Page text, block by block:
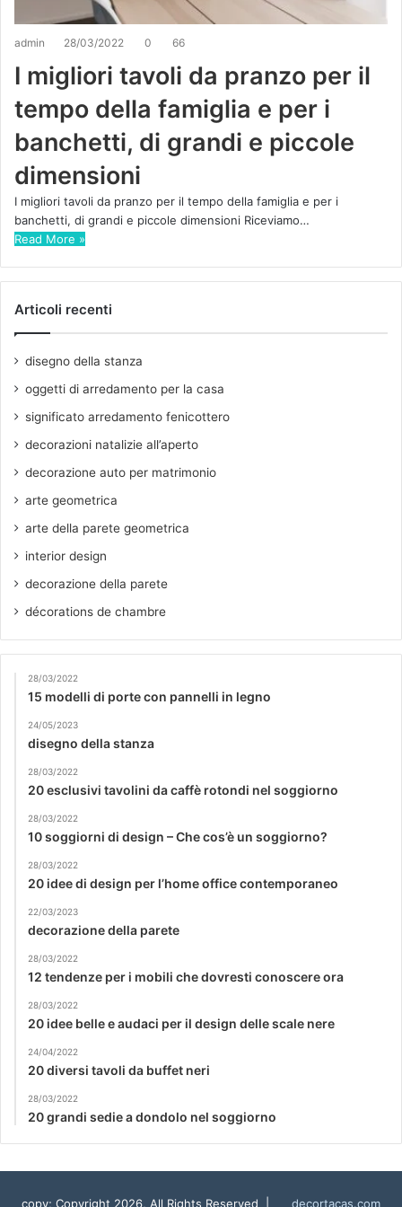
admin 28/03/2022 0 66
I migliori tavoli da pranzo per il
tempo della famiglia e per i
banchetti, di grandi e piccole
dimensioni
I migliori tavoli da pranzo per il tempo della famiglia e per i
banchetti, di grandi e piccole dimensioni Riceviamo…
Read More »
Articoli recenti
disegno della stanza
oggetti di arredamento per la casa
significato arredamento fenicottero
decorazioni natalizie all’aperto
decorazione auto per matrimonio
arte geometrica
arte della parete geometrica
interior design
decorazione della parete
décorations de chambre
28/03/2022
15 modelli di porte con pannelli in legno
24/05/2023
disegno della stanza
28/03/2022
20 esclusivi tavolini da caffè rotondi nel soggiorno
28/03/2022
10 soggiorni di design – Che cos’è un soggiorno?
28/03/2022
20 idee di design per l’home office contemporaneo
22/03/2023
decorazione della parete
28/03/2022
12 tendenze per i mobili che dovresti conoscere ora
28/03/2022
20 idee belle e audaci per il design delle scale nere
24/04/2022
20 diversi tavoli da buffet neri
28/03/2022
20 grandi sedie a dondolo nel soggiorno
copy; Copyright 2026, All Rights Reserved | decortacas.com